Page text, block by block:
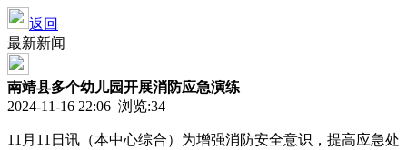
返回
最新新闻
南靖县多个幼儿园开展消防应急演练
2024-11-16 22:06 浏览:34
11月11日讯（本中心综合）为增强消防安全意识，提高应急处